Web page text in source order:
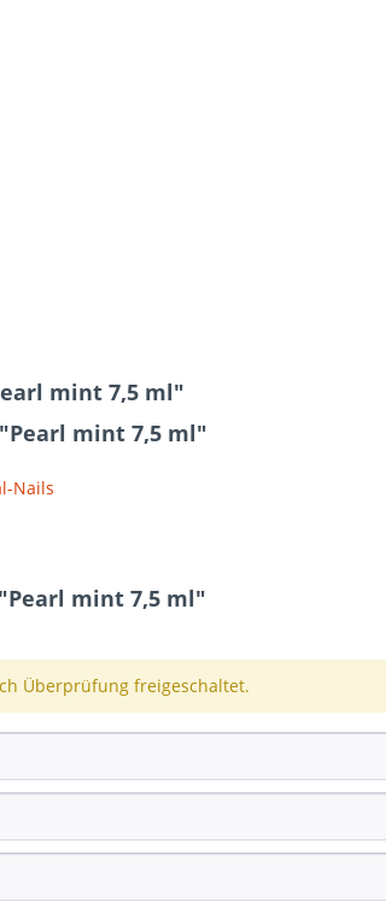
mint 7,5 ml"
mint 7,5 ml"
Nails
mint 7,5 ml"
Überprüfung freigeschaltet.